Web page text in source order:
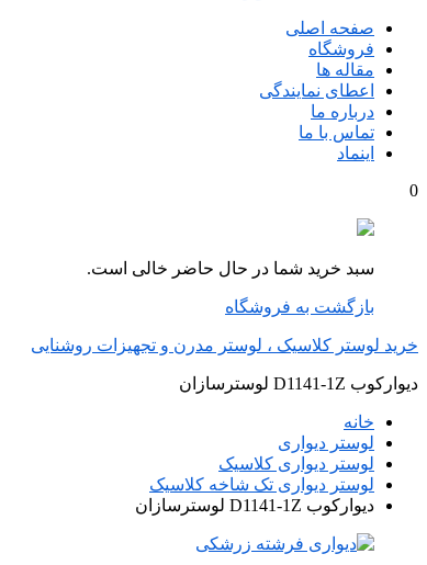
صفحه اصلی
فروشگاه
مقاله ها
اعطای نمایندگی
درباره ما
تماس با ما
اینماد
0
سبد خرید شما در حال حاضر خالی است.
بازگشت به فروشگاه
خرید لوستر کلاسیک ، لوستر مدرن و تجهیزات روشنایی
دیوارکوب D1141-1Z لوسترسازان
خانه
لوستر دیواری
لوستر دیواری کلاسیک
لوستر دیواری تک شاخه کلاسیک
دیوارکوب D1141-1Z لوسترسازان